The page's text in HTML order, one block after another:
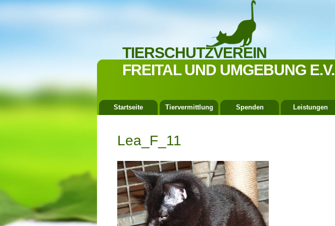
TIERSCHUTZVEREIN
FREITAL UND UMGEBUNG E.V.
Startseite Tiervermittlung Spenden Leistungen
Lea_F_11